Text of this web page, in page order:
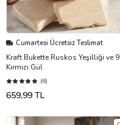
Cumartesi Ücretsiz Teslimat
Kraft Bukette Ruskos Yeşilliği ve 9
Kırmızı Gül
(6)
659,99 TL